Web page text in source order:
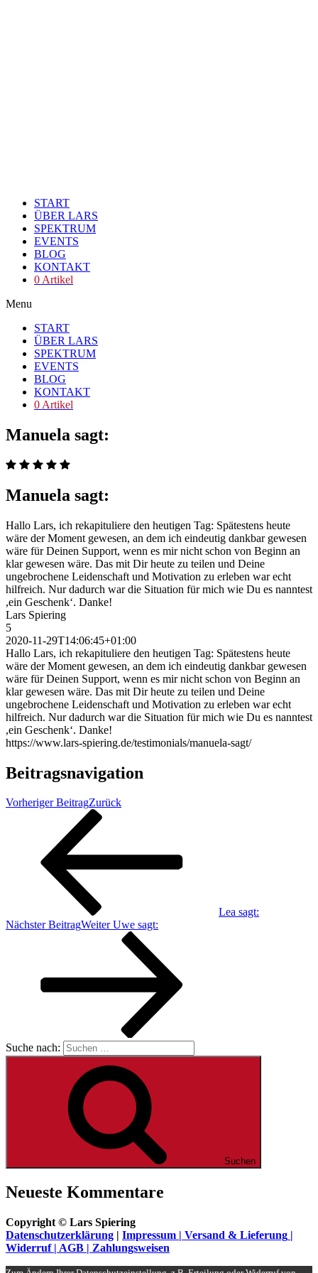
START
ÜBER LARS
SPEKTRUM
EVENTS
BLOG
KONTAKT
0 Artikel
Menu
START
ÜBER LARS
SPEKTRUM
EVENTS
BLOG
KONTAKT
0 Artikel
Manuela sagt:
Manuela sagt:
Hallo Lars, ich rekapituliere den heutigen Tag: Spätestens heute
wäre der Moment gewesen, an dem ich eindeutig dankbar gewesen
wäre für Deinen Support, wenn es mir nicht schon von Beginn an
klar gewesen wäre. Das mit Dir heute zu teilen und Deine
ungebrochene Leidenschaft und Motivation zu erleben war echt
hilfreich. Nur dadurch war die Situation für mich wie Du es nanntest
,ein Geschenk‘. Danke!
Lars Spiering
5
2020-11-29T14:06:45+01:00
Hallo Lars, ich rekapituliere den heutigen Tag: Spätestens heute
wäre der Moment gewesen, an dem ich eindeutig dankbar gewesen
wäre für Deinen Support, wenn es mir nicht schon von Beginn an
klar gewesen wäre. Das mit Dir heute zu teilen und Deine
ungebrochene Leidenschaft und Motivation zu erleben war echt
hilfreich. Nur dadurch war die Situation für mich wie Du es nanntest
,ein Geschenk‘. Danke!
https://www.lars-spiering.de/testimonials/manuela-sagt/
Beitragsnavigation
Vorheriger BeitragZurück
Lea sagt:
Nächster BeitragWeiter Uwe sagt:
Suche nach:
Suchen
Neueste Kommentare
Copyright © Lars Spiering
Datenschutzerklärung | Impressum | Versand & Lieferung |
Widerruf| AGB | Zahlungsweisen